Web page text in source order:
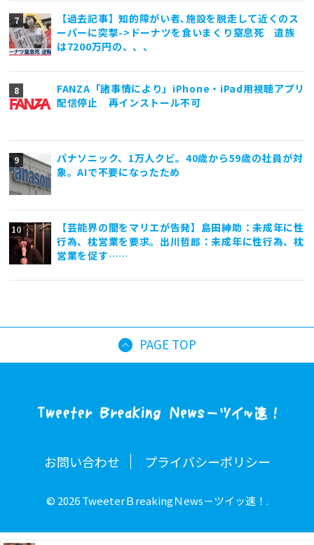
【過去記事】知的障がい者､施設を脱走して近くのス
ーパーに突撃->ドーナツを食いまくり窒息死 遺族
は7200万円の、、、
FANZA「諸事情により」iPhone・iPad用視聴アプリ
配信停止 再インストール不可
パナソニック、1万人クビ。40歳から59歳の社員が対
象。AIで不要になったため
【芸能界の闇をマリエが告発】島田紳助：未成年に性
行為、枕営業を要求。出川哲郎：未成年に性行為、枕
営業を促す……
PAGE TOP
お問い合わせ プライバシーポリシー
© 2026 TweeterＢreakingＮews－ツイッ速！.